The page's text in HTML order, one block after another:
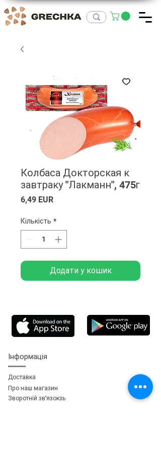
Колбаса Докторская к
завтраку "Лакманн", 475г
6,49 EURЦіна
Кількість *
Додати у кошик
Інформація
Доставка
Про наш магазин
Зворотній зв'язокзь